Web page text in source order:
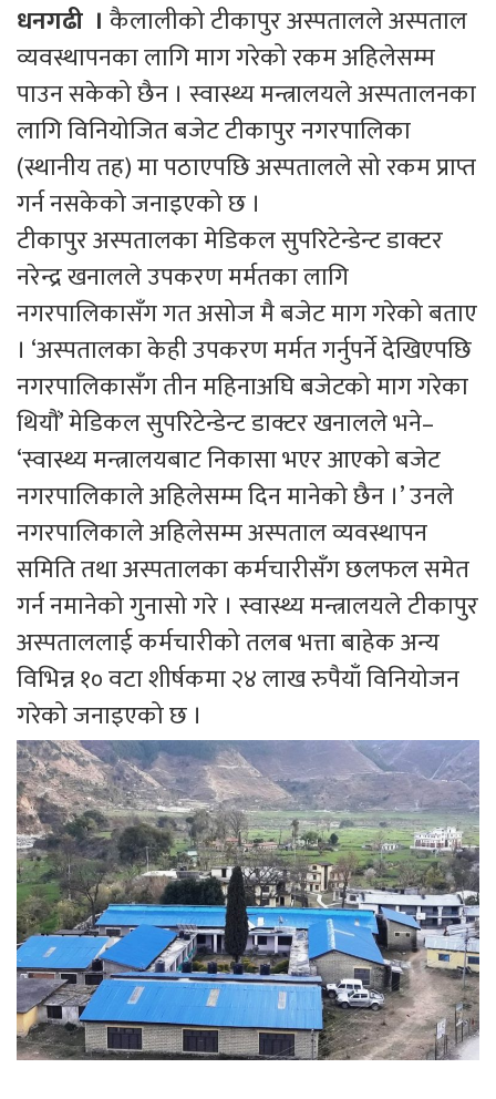
धनगढी । कैलालीको टीकापुर अस्पतालले अस्पताल
व्यवस्थापनका लागि माग गरेको रकम अहिलेसम्म
पाउन सकेको छैन । स्वास्थ्य मन्त्रालयले अस्पतालनका
लागि विनियोजित बजेट टीकापुर नगरपालिका
(स्थानीय तह) मा पठाएपछि अस्पतालले सो रकम प्राप्त
गर्न नसकेको जनाइएको छ ।
टीकापुर अस्पतालका मेडिकल सुपरिटेन्डेन्ट डाक्टर
नरेन्द्र खनालले उपकरण मर्मतका लागि
नगरपालिकासँग गत असोज मै बजेट माग गरेको बताए
। ‘अस्पतालका केही उपकरण मर्मत गर्नुपर्ने देखिएपछि
नगरपालिकासँग तीन महिनाअघि बजेटको माग गरेका
थियौं’ मेडिकल सुपरिटेन्डेन्ट डाक्टर खनालले भने–
‘स्वास्थ्य मन्त्रालयबाट निकासा भएर आएको बजेट
नगरपालिकाले अहिलेसम्म दिन मानेको छैन ।’ उनले
नगरपालिकाले अहिलेसम्म अस्पताल व्यवस्थापन
समिति तथा अस्पतालका कर्मचारीसँग छलफल समेत
गर्न नमानेको गुनासो गरे । स्वास्थ्य मन्त्रालयले टीकापुर
अस्पताललाई कर्मचारीको तलब भत्ता बाहेक अन्य
विभिन्न १० वटा शीर्षकमा २४ लाख रुपैयाँ विनियोजन
गरेको जनाइएको छ ।